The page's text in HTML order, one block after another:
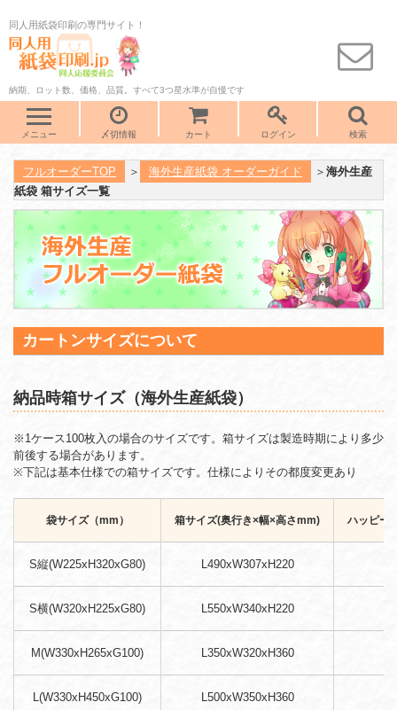
同人用紙袋印刷の専門サイト！
納期、ロット数、価格、品質。すべて3つ星水準が自慢です
メニュー 〆切情報 カート ログイン 検索
フルオーダーTOP ＞ 海外生産紙袋 オーダーガイド ＞ 海外生産
紙袋 箱サイズ一覧
カートンサイズについて
納品時箱サイズ（海外生産紙袋）
※1ケース100枚入の場合のサイズです。箱サイズは製造時期により多少
前後する場合があります。
※下記は基本仕様での箱サイズです。仕様によりその都度変更あり
袋サイズ（mm） 箱サイズ(奥行き×幅×高さmm) ハッピー
S縦(W225xH320xG80) L490xW307xH220
S横(W320xH225xG80) L550xW340xH220
M(W330xH265xG100) L350xW320xH360
L(W330xH450xG100) L500xW350xH360